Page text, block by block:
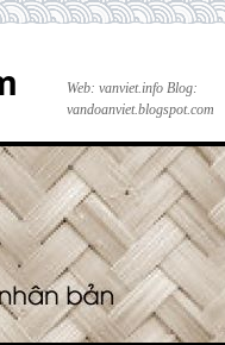
Web: vanviet.info Blog:
vandoanviet.blogspot.com